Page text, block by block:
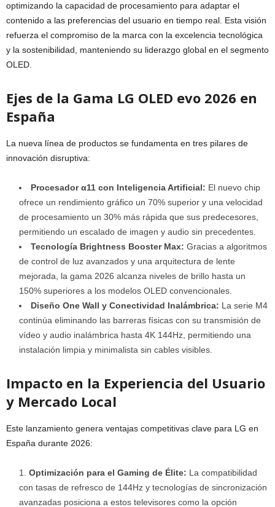
optimizando la capacidad de procesamiento para adaptar el
contenido a las preferencias del usuario en tiempo real. Esta visión
refuerza el compromiso de la marca con la excelencia tecnológica
y la sostenibilidad, manteniendo su liderazgo global en el segmento
OLED.
Ejes de la Gama LG OLED evo 2026 en
España
La nueva línea de productos se fundamenta en tres pilares de
innovación disruptiva:
Procesador α11 con Inteligencia Artificial: El nuevo chip
ofrece un rendimiento gráfico un 70% superior y una velocidad
de procesamiento un 30% más rápida que sus predecesores,
permitiendo un escalado de imagen y audio sin precedentes.
Tecnología Brightness Booster Max: Gracias a algoritmos
de control de luz avanzados y una arquitectura de lente
mejorada, la gama 2026 alcanza niveles de brillo hasta un
150% superiores a los modelos OLED convencionales.
Diseño One Wall y Conectividad Inalámbrica: La serie M4
continúa eliminando las barreras físicas con su transmisión de
vídeo y audio inalámbrica hasta 4K 144Hz, permitiendo una
instalación limpia y minimalista sin cables visibles.
Impacto en la Experiencia del Usuario
y Mercado Local
Este lanzamiento genera ventajas competitivas clave para LG en
España durante 2026:
Optimización para el Gaming de Élite: La compatibilidad
con tasas de refresco de 144Hz y tecnologías de sincronización
avanzadas posiciona a estos televisores como la opción